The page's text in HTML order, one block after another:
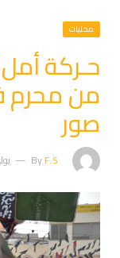
محليات
حـركة
من محرم
صور
ByF.S